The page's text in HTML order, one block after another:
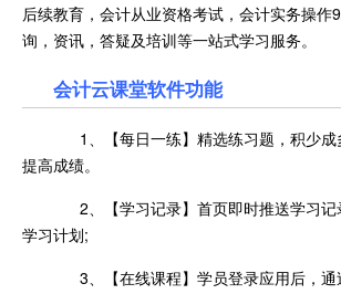
后续教育，会计从业资格考试，会计实务操作
询，资讯，答疑及培训等一站式学习服务。
会计云课堂软件功能
1、【每日一练】精选练习题，积少成
提高成绩。
2、【学习记录】首页即时推送学习记
学习计划;
3、【在线课程】学员登录应用后，通